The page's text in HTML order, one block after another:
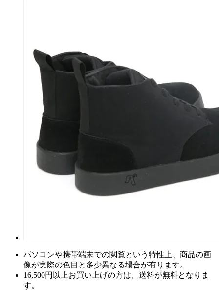
パソコンや携帯端末での閲覧という特性上、商品の画
像が実際の色目と多少異なる場合が有ります。
16,500円以上お買い上げの方は、 送料が無料となりま
す。